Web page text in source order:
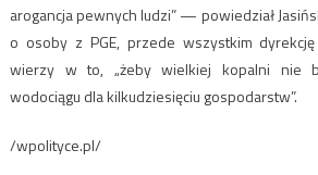
arogancja pewnych ludzi” — powiedział
o osoby z PGE, przede wszystkim
wierzy w to, „żeby wielkiej kopalni nie
wodociągu dla kilkudziesięciu gospodarstw”.
/wpolityce.pl/